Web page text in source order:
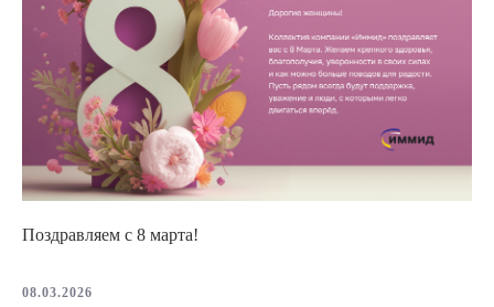
Поздравляем с 8 марта!
08.03.2026